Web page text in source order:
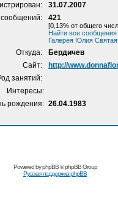
31.07.2007
сообщений:
421
[0,13% от общего
Найти все
Галерея Юлия Святая
Откуда:
Бердичев
Сайт:
http://
занятий:
Интересы:
рождения: 26.04.1983
Powered byphpBB© phpBB Group
Русская поддержка phpBB